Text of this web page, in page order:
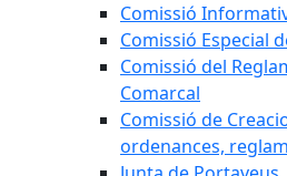
Comissió
Comissió Especial
Comissió del
Comarcal
Comissió de
ordenances,